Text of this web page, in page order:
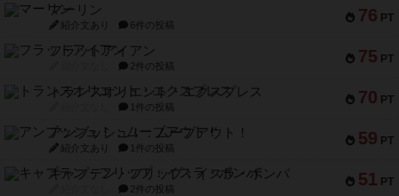
76 PT
マーリン
紹介文あり 6件の投稿
75 PT
フラットアイアン
2件の投稿
70 PT
トランスオリエント・エクスプレス
1件の投稿
59 PT
アンブッシュ！：ムーブアウト！
紹介文あり 1件の投稿
51 PT
キャプテン・フリップ：イスラ・ボンバ
2件の投稿